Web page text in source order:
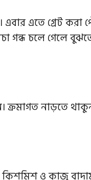
এতে গ্রেট করা
গন্ধ চলে গেলে
ক্রমাগত নাড়তে
ও কাজু